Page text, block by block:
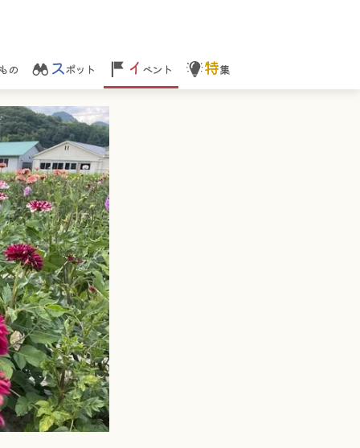
の スポット イ ベント 特集